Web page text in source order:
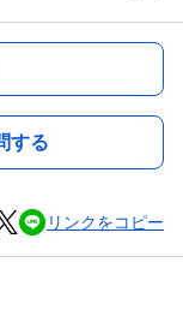
する
リンクをコピー